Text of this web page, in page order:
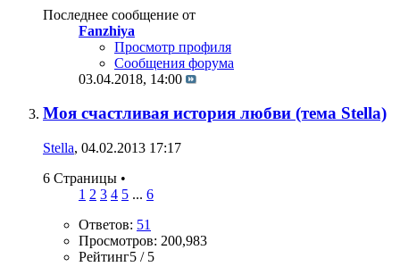
Последнее сообщение от
Fanzhiya
Просмотр профиля
Сообщения форума
03.04.2018, 14:00
Моя счастливая история любви (тема Stella)
Stella, 04.02.2013 17:17
6 Страницы •
1 2 3 4 5 ... 6
Ответов: 51
Просмотров: 200,983
Рейтинг5 / 5